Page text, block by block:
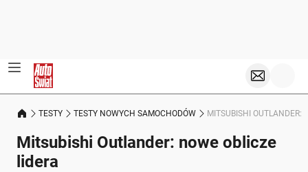
TESTY TESTY NOWYCH SAMOCHODÓW MITSUBISHI OUTLANDER:
Mitsubishi Outlander: nowe oblicze
lidera